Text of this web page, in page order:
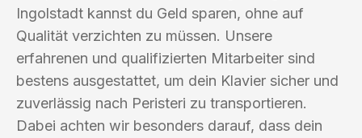
Ingolstadt kannst du Geld sparen, ohne auf
Qualität verzichten zu müssen. Unsere
erfahrenen und qualifizierten Mitarbeiter sind
bestens ausgestattet, um dein Klavier sicher und
zuverlässig nach Peristeri zu transportieren.
Dabei achten wir besonders darauf, dass dein